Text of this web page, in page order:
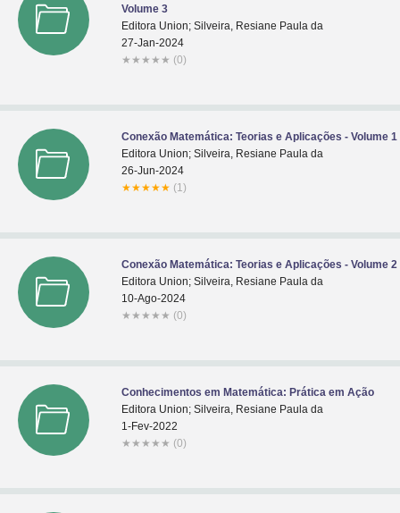
Volume 3
Editora Union; Silveira, Resiane Paula da
27-Jan-2024
★ ★ ★ ★ ★ (0)
Conexão Matemática: Teorias e Aplicações - Volume 1
Editora Union; Silveira, Resiane Paula da
26-Jun-2024
★★★★★ (1)
Conexão Matemática: Teorias e Aplicações - Volume 2
Editora Union; Silveira, Resiane Paula da
10-Ago-2024
★ ★ ★ ★ ★ (0)
Conhecimentos em Matemática: Prática em Ação
Editora Union; Silveira, Resiane Paula da
1-Fev-2022
★ ★ ★ ★ ★ (0)